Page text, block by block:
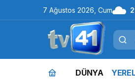
7 Ağustos 2026, Cum
DÜNYA